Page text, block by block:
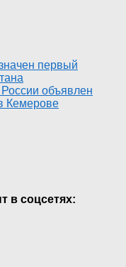
первый
объявлен
Кемерове
в соцсетях: